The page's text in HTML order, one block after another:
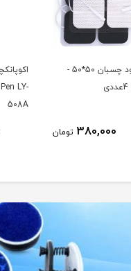
الکترود چسبان 50*50 -
380,000 تومان
LY-
508A